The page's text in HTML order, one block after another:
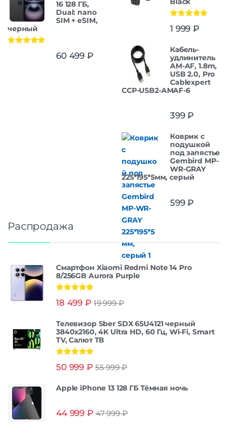
16 128 ГБ,
Dual: nano
SIM + eSIM,
черный
60 499 ₽
из 5
1 999 ₽
Кабель-
удлинитель
AM-AF, 1.8m,
USB 2.0, Pro
Cablexpert
CCP-USB2-AMAF-6
399₽
Коврик с
подушкой
под запястье
Gembird MP-
WR-GRAY
225*195*5мм, серый
599₽
Распродажа
Смартфон Xiaomi Redmi Note 14 Pro
8/256GB Aurora Purple
из 5
18 499 ₽ 19 999₽
Телевизор Sber SDX 65U4121 черный
3840x2160, 4K Ultra HD, 60 Гц, Wi-Fi, Smart
TV, Салют ТВ
из 5
50 999 ₽ 55 999₽
Apple iPhone 13 128 ГБ Тёмная ночь
44 999 ₽ 47 999₽